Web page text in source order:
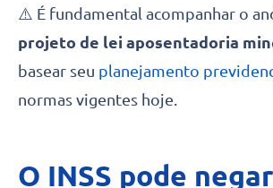
⚠️ É fundamental acompanhar o
projeto de lei aposentadoria
basear seu planejamento
normas vigentes hoje.
O INSS pode